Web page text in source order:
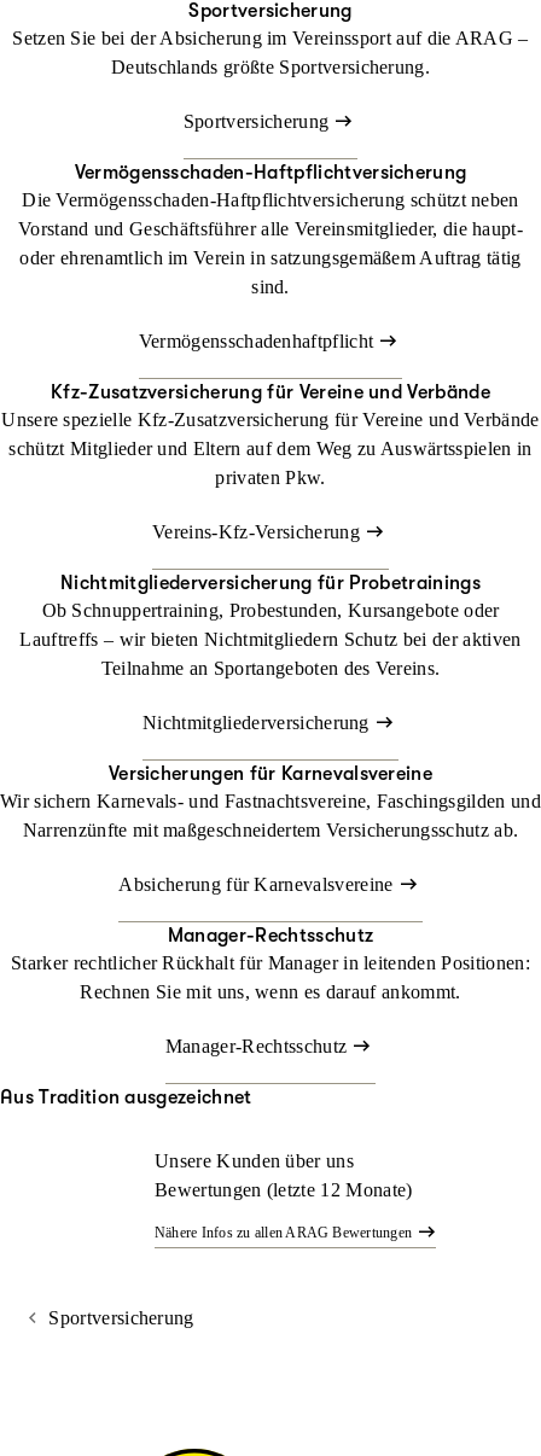
wir Ihnen dann ein individuelles Angebot für Ihren Verein.
Lassen Sie sich Ihr individuelles Angebot per Post zuschicken.
Nachdem Sie alles in Ruhe durchgelesen haben, schicken Sie
uns die Unterlagen ausgefüllt und unterschrieben zurück.
Rufen Sie uns einfach an. Gerne erstellen wir Ihnen am Telefon
ein Angebot, das wir Ihnen zuschicken. Dieses müssen Sie nur
noch unterschrieben an uns zurücksenden.
Sportversicherung
Setzen Sie bei der Absicherung im Vereinssport auf die ARAG –
Deutschlands größte Sportversicherung.
Sportversicherung
Vermögensschaden-Haftpflichtversicherung
Die Vermögensschaden-Haftpflichtversicherung schützt neben
Vorstand und Geschäftsführer alle Vereinsmitglieder, die haupt-
oder ehrenamtlich im Verein in satzungsgemäßem Auftrag tätig
sind.
Vermögensschadenhaftpflicht
Kfz-Zusatzversicherung für Vereine und Verbände
Unsere spezielle Kfz-Zusatzversicherung für Vereine und Verbände
schützt Mitglieder und Eltern auf dem Weg zu Auswärtsspielen in
privaten Pkw.
Vereins-Kfz-Versicherung
Nichtmitgliederversicherung für Probetrainings
Ob Schnuppertraining, Probestunden, Kursangebote oder
Lauftreffs – wir bieten Nichtmitgliedern Schutz bei der aktiven
Teilnahme an Sportangeboten des Vereins.
Nichtmitgliederversicherung
Versicherungen für Karnevalsvereine
Wir sichern Karnevals- und Fastnachtsvereine, Faschingsgilden und
Narrenzünfte mit maßgeschneidertem Versicherungsschutz ab.
Absicherung für Karnevalsvereine
Manager-Rechtsschutz
Starker rechtlicher Rückhalt für Manager in leitenden Positionen:
Rechnen Sie mit uns, wenn es darauf ankommt.
Manager-Rechtsschutz
Aus Tradition ausgezeichnet
Unsere Kunden über uns
Bewertungen (letzte 12 Monate)
Nähere Infos zu allen ARAG Bewertungen
Sportversicherung